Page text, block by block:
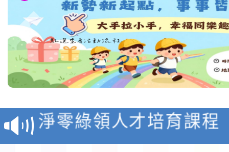
教育部校安中心白海豚
報
淨零綠領人才培育課程
檢送桃園市115學年度